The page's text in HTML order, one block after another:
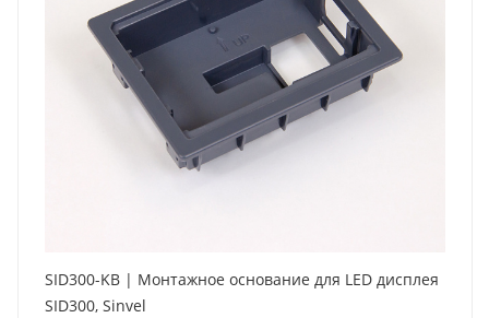
SID300-KB | Монтажное основание для LED дисплея
SID300, Sinvel